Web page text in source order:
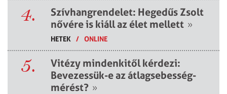
4.
Szívhangrendelet: Hegedűs Zsolt
nővére is kiáll az élet mellett »
HETEK / ONLINE
5.
Vitézy mindenkitől kérdezi:
Bevezessük-e az átlagsebesség-
mérést? »